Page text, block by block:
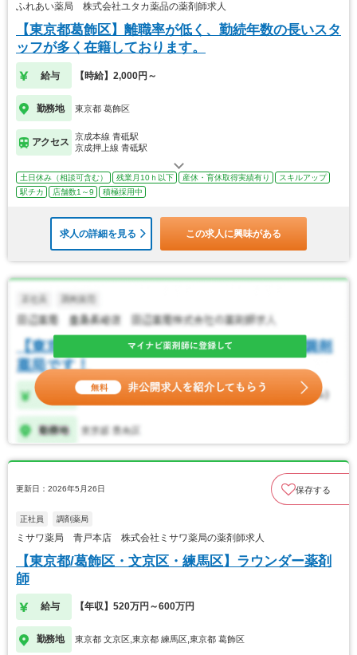
ふれあい薬局 株式会社ユタカ薬品の薬剤師求人
【東京都葛飾区】離職率が低く、勤続年数の長いスタ
ッフが多く在籍しております。
給与 【時給】2,000円～
勤務地 東京都 葛飾区
アクセス
京成本線 青砥駅
京成押上線 青砥駅
土日休み（相談可含む） 残業月10ｈ以下 産休・育休取得実績有り
スキルアップ
駅チカ
店舗数1～9 積極採用中
求人の詳細を見る この求人に興味がある
更新日：2026年5月26日 保存する
正社員 調剤薬局
ミサワ薬局 青戸本店 株式会社ミサワ薬局の薬剤師求人
【東京都/葛飾区・文京区・練馬区】ラウンダー薬剤
師
給与 【年収】520万円～600万円
勤務地 東京都 文京区,東京都 練馬区,東京都 葛飾区